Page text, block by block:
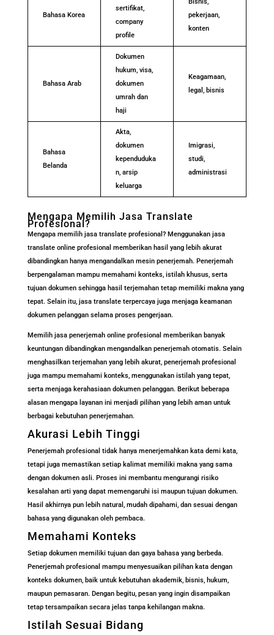
Bahasa Korea
sertifikat,
company
profile
Bisnis,
pekerjaan,
konten
Bahasa Arab
Dokumen
hukum, visa,
dokumen
umrah dan
haji
Keagamaan,
legal, bisnis
Bahasa
Belanda
Akta,
dokumen
kependuduka
n, arsip
keluarga
Imigrasi,
studi,
administrasi
Mengapa Memilih Jasa Translate
Profesional?
Mengapa memilih jasa translate profesional? Menggunakan jasa
translate online profesional memberikan hasil yang lebih akurat
dibandingkan hanya mengandalkan mesin penerjemah. Penerjemah
berpengalaman mampu memahami konteks, istilah khusus, serta
tujuan dokumen sehingga hasil terjemahan tetap memiliki makna yang
tepat. Selain itu, jasa translate terpercaya juga menjaga keamanan
dokumen pelanggan selama proses pengerjaan.
Memilih jasa penerjemah online profesional memberikan banyak
keuntungan dibandingkan mengandalkan penerjemah otomatis. Selain
menghasilkan terjemahan yang lebih akurat, penerjemah profesional
juga mampu memahami konteks, menggunakan istilah yang tepat,
serta menjaga kerahasiaan dokumen pelanggan. Berikut beberapa
alasan mengapa layanan ini menjadi pilihan yang lebih aman untuk
berbagai kebutuhan penerjemahan.
Akurasi Lebih Tinggi
Penerjemah profesional tidak hanya menerjemahkan kata demi kata,
tetapi juga memastikan setiap kalimat memiliki makna yang sama
dengan dokumen asli. Proses ini membantu mengurangi risiko
kesalahan arti yang dapat memengaruhi isi maupun tujuan dokumen.
Hasil akhirnya pun lebih natural, mudah dipahami, dan sesuai dengan
bahasa yang digunakan oleh pembaca.
Memahami Konteks
Setiap dokumen memiliki tujuan dan gaya bahasa yang berbeda.
Penerjemah profesional mampu menyesuaikan pilihan kata dengan
konteks dokumen, baik untuk kebutuhan akademik, bisnis, hukum,
maupun pemasaran. Dengan begitu, pesan yang ingin disampaikan
tetap tersampaikan secara jelas tanpa kehilangan makna.
Istilah Sesuai Bidang